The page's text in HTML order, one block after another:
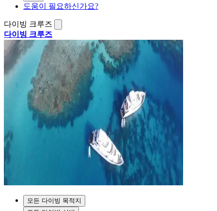
도움이 필요하신가요?
다이빙 크루즈
다이빙 크루즈
모든 다이빙 목적지